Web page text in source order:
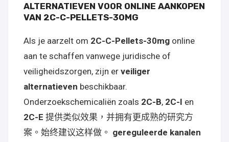
ALTERNATIEVEN VOOR ONLINE AANKOPEN
VAN 2C-C-PELLETS-30MG
Als je aarzelt om 2C-C-Pellets-30mg online
aan te schaffen vanwege juridische of
veiligheidszorgen, zijn er veiliger
alternatieven beschikbaar.
Onderzoekschemicaliën zoals 2C-B, 2C-I en
2C-E 提供类似效果，并拥有更成熟的研究方
案。始终建议这样做。 gereguleerde kanalen